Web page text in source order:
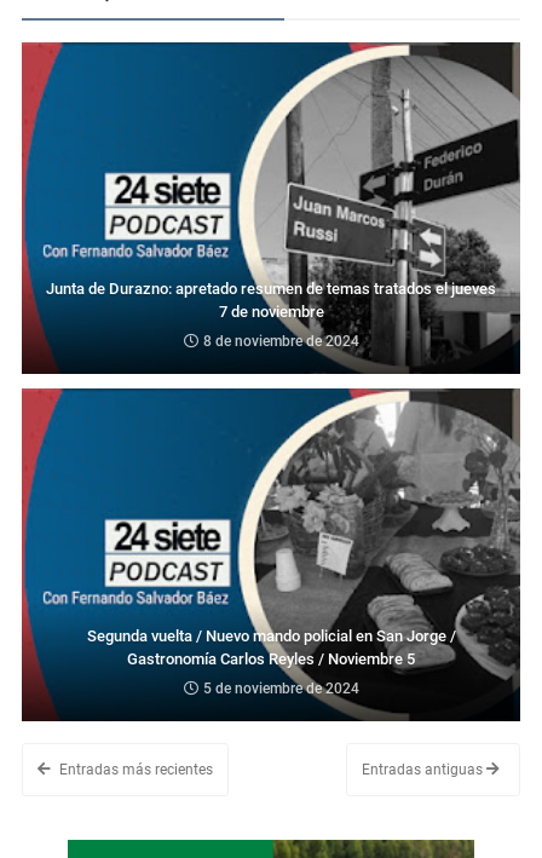
Junta de Durazno: apretado resumen de temas tratados el jueves
7 de noviembre
8 de noviembre de 2024
Segunda vuelta / Nuevo mando policial en San Jorge /
Gastronomía Carlos Reyles / Noviembre 5
5 de noviembre de 2024
Entradas más recientes Entradas antiguas